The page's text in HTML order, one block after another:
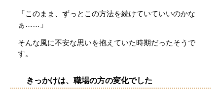
「このまま、ずっとこの方法を続けていていいのかな
ぁ……」
そんな風に不安な思いを抱えていた時期だったそうで
す。
きっかけは、職場の方の変化でした